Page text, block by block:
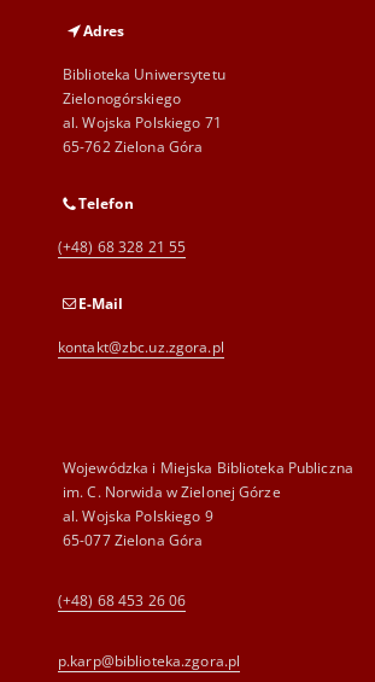
Adres
Biblioteka Uniwersytetu
Zielonogórskiego
al. Wojska Polskiego 71
65-762 Zielona Góra
Telefon
(+48) 68 328 21 55
E-Mail
kontakt@zbc.uz.zgora.pl
Wojewódzka i Miejska Biblioteka Publiczna
im. C. Norwida w Zielonej Górze
al. Wojska Polskiego 9
65-077 Zielona Góra
(+48) 68 453 26 06
p.karp@biblioteka.zgora.pl